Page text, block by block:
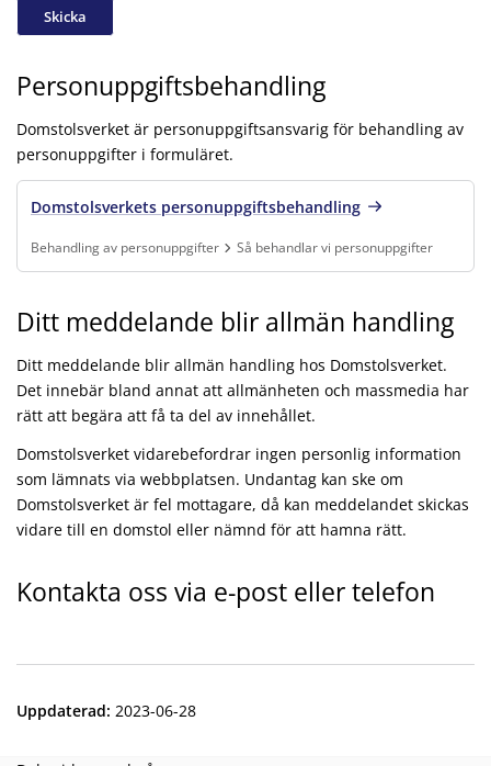
Skicka
Personuppgiftsbehandling
Domstolsverket är personuppgiftsansvarig för behandling av
personuppgifter i formuläret.
Domstolsverkets personuppgiftsbehandling
Behandling av personuppgifter
Så behandlar vi personuppgifter
Finns under:Behandling av personuppgifter, Så behandlar vi
Ditt meddelande blir allmän handling
Ditt meddelande blir allmän handling hos Domstolsverket.
Det innebär bland annat att allmänheten och massmedia har
rätt att begära att få ta del av innehållet.
Domstolsverket vidarebefordrar ingen personlig information
som lämnats via webbplatsen. Undantag kan ske om
Domstolsverket är fel mottagare, då kan meddelandet skickas
vidare till en domstol eller nämnd för att hamna rätt.
Kontakta oss via e-post eller telefon
Uppdaterad: 2023-06-28